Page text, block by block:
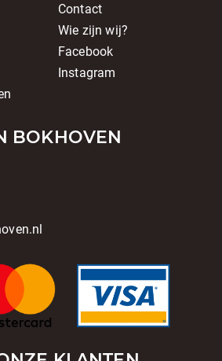
Contact
Wie zijn wij?
Facebook
Instagram
BOKHOVEN